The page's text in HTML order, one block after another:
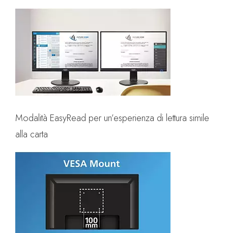
Modalità EasyRead per un’esperienza di lettura simile
alla carta